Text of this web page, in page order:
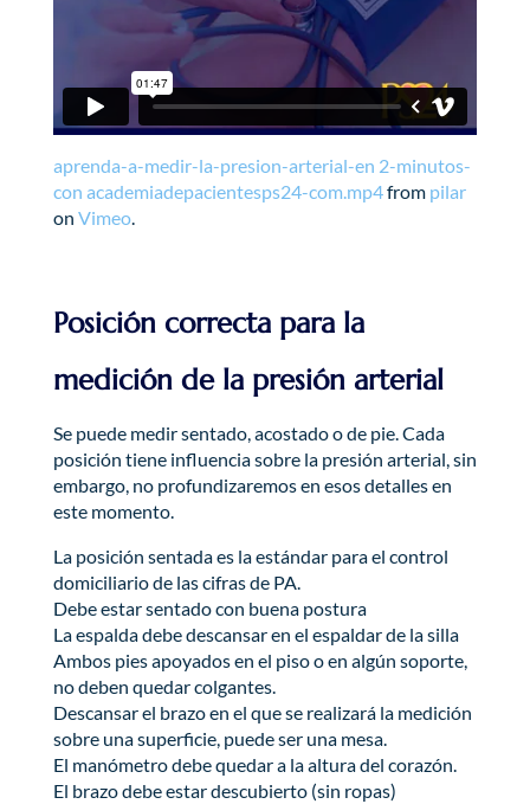
aprenda-a-medir-la-presion-arterial-en 2-minutos-
con academiadepacientesps24-com.mp4from pilar
on Vimeo.
Posición correcta para la
medición de la presión arterial
Se puede medir sentado, acostado o de pie. Cada
posición tiene influencia sobre la presión arterial, sin
embargo, no profundizaremos en esos detalles en
este momento.
La posición sentada es la estándar para el control
domiciliario de las cifras de PA.
Debe estar sentado con buena postura
La espalda debe descansar en el espaldar de la silla
Ambos pies apoyados en el piso o en algún soporte,
no deben quedar colgantes.
Descansar el brazo en el que se realizará la medición
sobre una superficie, puede ser una mesa.
El manómetro debe quedar a la altura del corazón.
El brazo debe estar descubierto (sin ropas)